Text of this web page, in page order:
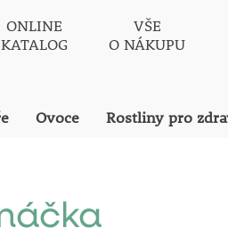
ONLINE
KATALOG
VŠE
O NÁKUPU
Ovoce Rostliny pro